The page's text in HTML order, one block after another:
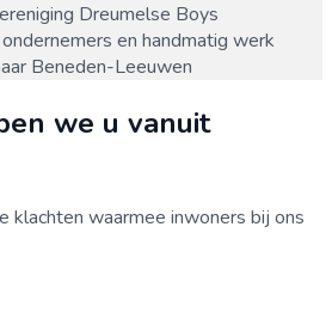
Dreumelse Boys
en handmatig werk
Beneden-Leeuwen
we u vanuit
klachten waarmee inwoners bij ons